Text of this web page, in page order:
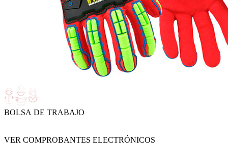
BOLSA DE TRABAJO
VER COMPROBANTES ELECTRÓNICOS